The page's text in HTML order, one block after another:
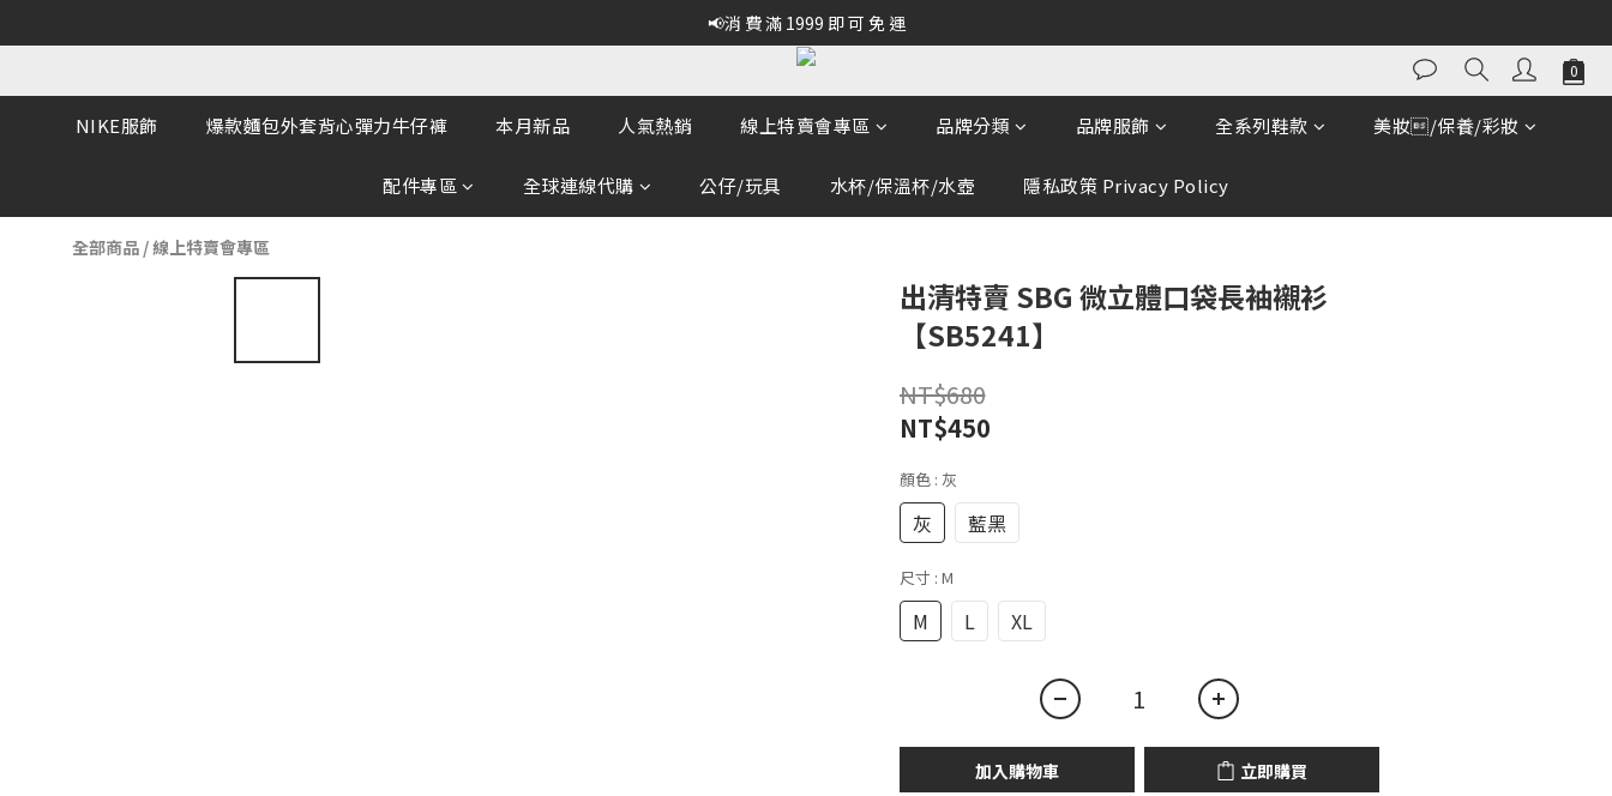
📢消 費 滿 1999 即 可 免 運
NIKE服飾 爆款麵包外套背心彈力牛仔褲 本月新品 人氣熱銷 線上特賣會專區 品牌分類 品牌服飾 全系列鞋款 美妝/保養/彩妝
配件專區 全球連線代購 公仔/玩具 水杯/保溫杯/水壺 隱私政策 Privacy Policy
全部商品 /線上特賣會專區
出清特賣 SBG 微立體口袋長袖襯衫
【SB5241】
NT$680
NT$450
顏色 : 灰
灰 藍黑
尺寸 : M
M L XL
加入購物車 立即購買
立即購買